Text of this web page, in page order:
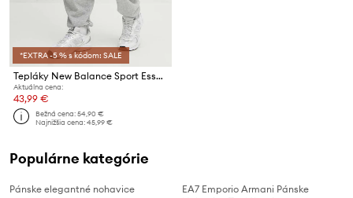
*EXTRA -5 % s kódom: SALE
Tepláky New Balance Sport Essentials
Aktuálna cena:
43,99 €
Bežná cena:54,90 €
Najnižšia cena:45,99 €
Populárne kategórie
Pánske elegantné nohavice
EA7 Emporio Armani Pánske